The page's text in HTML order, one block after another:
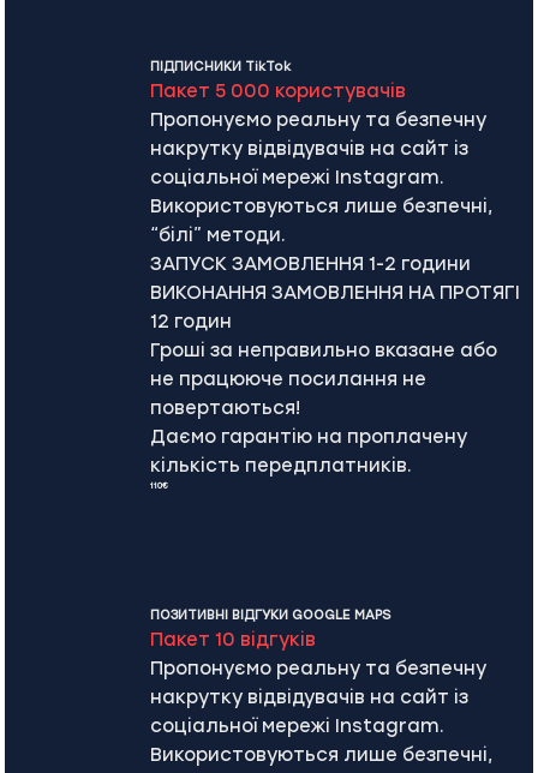
ПІДПИСНИКИ TikTok
Пакет 5 000 користувачів
Пропонуємо реальну та безпечну
накрутку відвідувачів на сайт із
соціальної мережі Instagram.
Використовуються лише безпечні,
“білі” методи.
ЗАПУСК ЗАМОВЛЕННЯ 1-2 години
ВИКОНАННЯ ЗАМОВЛЕННЯ НА ПРОТЯГІ
12 годин
Гроші за неправильно вказане або
не працююче посилання не
повертаються!
Даємо гарантію на проплачену
кількість передплатників.
110€
ПОЗИТИВНІ ВІДГУКИ GOOGLE MAPS
Пакет 10 відгуків
Пропонуємо реальну та безпечну
накрутку відвідувачів на сайт із
соціальної мережі Instagram.
Використовуються лише безпечні,